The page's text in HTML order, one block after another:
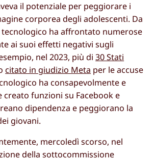
il potenziale per peggiorare i
corporea degli adolescenti. Da
ha affrontato numerose
ai suoi effetti negativi sugli
nel 2023, più di30 Stati
citato in giudizio Meta per le accuse
ha consapevolmente e
funzioni su Facebook e
dipendenza e peggiorano la
giovani.
mercoledì scorso, nel
della sottocommissione